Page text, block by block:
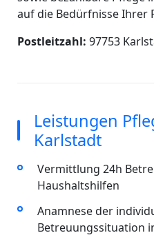
auf die Bedürfnisse Ihrer
Postleitzahl: 97753
Leistungen
Karlstadt
Vermittlung 24h
Haushaltshilfen
Anamnese der
Betreuungssituation